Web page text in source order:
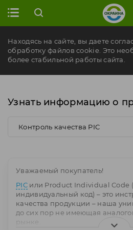
Находясь на сайте, вы даете
обработку файлов cookie. Это
более стабильной работы сайта.
Узнать информацию о
Контроль качества PIC
Уважаемый покупатель!
PICили Product Individual Code
индивидуальный код) – это
качества продукции – наша
до сих пор не имеющая
рынке.